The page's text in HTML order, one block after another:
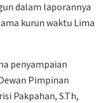
dalam laporannya
kurun waktu Lima
penyampaian
Pimpinan
Pakpahan, S.Th,